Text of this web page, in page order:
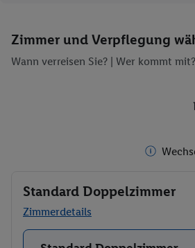
Zimmer und Verpflegung
Wann verreisen Sie? | Wer kommt mit?
Standard Doppelzimmer
Zimmerdetails